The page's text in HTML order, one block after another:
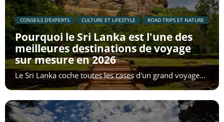
​CONSEILS D'EXPERTS ​CULTURE ET LIFESTYLE ​ROAD TRIPS ET NATURE
Pourquoi le Sri Lanka est l'une des
meilleures destinations de voyage
sur mesure en 2026
Le Sri Lanka coche toutes les cases d'un grand voyage...